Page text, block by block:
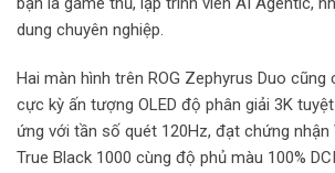
dung chuyên nghiệp.
Hai màn hình trên ROG Zephyrus Duo
cực kỳ ấn tượng OLED độ phân giải 3K
ứng với tần số quét 120Hz, đạt chứng nhận
True Black 1000 cùng độ phủ màu 100%